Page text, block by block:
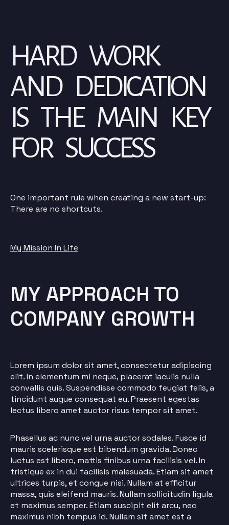
HARD WORK
AND DEDICATION
IS THE MAIN KEY
FOR SUCCESS
One important rule when creating a new start-up:
There are no shortcuts.
My Mission In Life
MY APPROACH TO
COMPANY GROWTH
Lorem ipsum dolor sit amet, consectetur adipiscing
elit. In elementum mi neque, placerat iaculis nulla
convallis quis. Suspendisse commodo feugiat felis, a
tincidunt augue consequat eu. Praesent egestas
lectus libero amet auctor risus tempor sit amet.
Phasellus ac nunc vel urna auctor sodales. Fusce id
mauris scelerisque est bibendum gravida. Donec
luctus est libero, mattis finibus urna facilisis vel. In
tristique ex in dui facilisis malesuada. Etiam sit amet
ultrices turpis, et congue nisi. Nullam at efficitur
massa, quis eleifend mauris. Nullam sollicitudin ligula
et maximus semper. Etiam suscipit elit arcu, nec
maximus nibh tempus id. Nullam sit amet est a